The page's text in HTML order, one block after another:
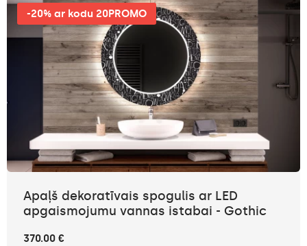
-20% ar kodu 20PROMO
Apaļš dekoratīvais spogulis ar LED
apgaismojumu vannas istabai - Gothic
370.00 €